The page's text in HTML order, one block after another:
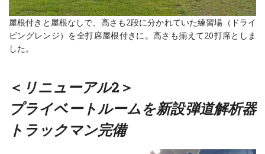
屋根付きと屋根なしで、高さも2段に分かれていた練習場（ドライ
ビングレンジ）を全打席屋根付きに。高さも揃えて20打席としま
した。
＜ リニューアル2＞
プライベートルームを新設弾道解析器
トラックマン完備